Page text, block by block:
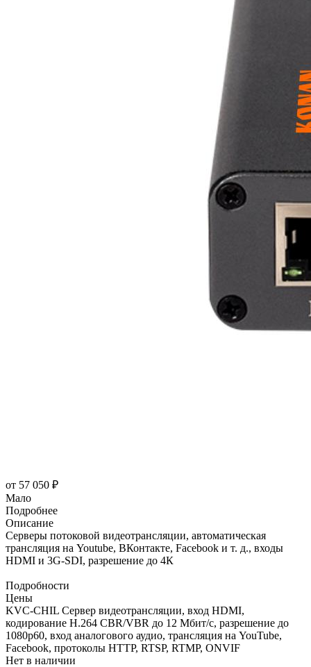
от 57 050 ₽
Мало
Подробнее
Описание
Серверы потоковой видеотрансляции, автоматическая
трансляция на Youtube, ВКонтакте, Facebook и т. д., входы
HDMI и 3G-SDI, разрешение до 4К
Подробности
Цены
KVC-CHIL Сервер видеотрансляции, вход HDMI,
кодирование H.264 CBR/VBR до 12 Мбит/с, разрешение до
1080p60, вход аналогового аудио, трансляция на YouTube,
Facebook, протоколы HTTP, RTSP, RTMP, ONVIF
Нет в наличии